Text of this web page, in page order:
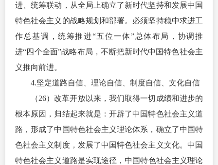
进、统筹联动，从全局上确立了新时代坚持和发展中国
特色社会主义的战略规划和部署。必须坚持稳中求进工
作总基调，统筹推进“五位一体”总体布局，协调推
进“四个全面”战略布局，不断把新时代中国特色社会主
义推向前进。
4.坚定道路自信、理论自信、制度自信、文化自信
（26）改革开放以来，我们取得一切成绩和进步的
根本原因，归结起来就是：开辟了中国特色社会主义道
路，形成了中国特色社会主义理论体系，确立了中国特
色社会主义制度，发展了中国特色社会主义文化。中国
特色社会主义道路是实现途径 ，中国特色社会主义理论